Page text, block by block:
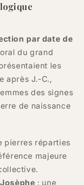
par date de
du grand
les
après J.-C.,
des signes
de naissance
pierres réparties
majeure
: une